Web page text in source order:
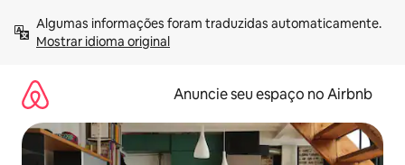
para
Mostrar idioma original
Anuncie seu espaço no Airbnb